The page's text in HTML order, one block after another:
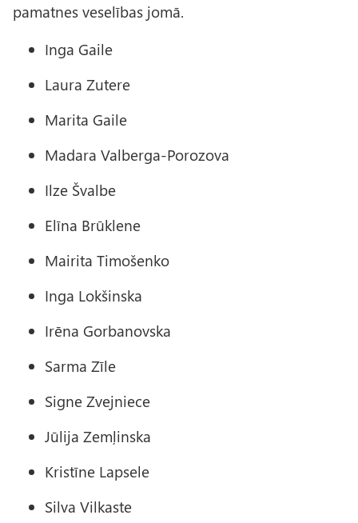
pamatnes veselības jomā.
Inga Gaile
Laura Zutere
Marita Gaile
Madara Valberga-Porozova
Ilze Švalbe
Elīna Brūklene
Mairita Timošenko
Inga Lokšinska
Irēna Gorbanovska
Sarma Zīle
Signe Zvejniece
Jūlija Zemļinska
Kristīne Lapsele
Silva Vilkaste